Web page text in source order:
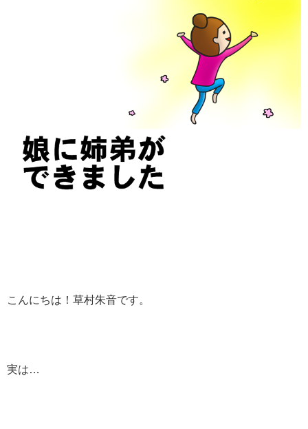
こんにちは！草村朱音です。
実は…